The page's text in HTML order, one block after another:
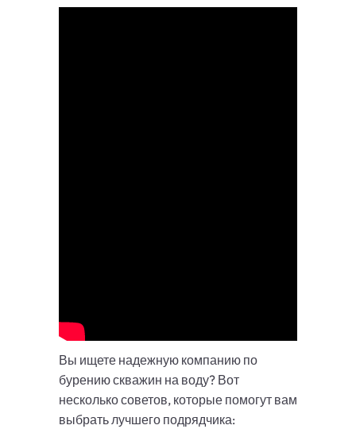
Вы ищете надежную компанию по
бурению скважин на воду? Вот
несколько советов, которые помогут вам
выбрать лучшего подрядчика: